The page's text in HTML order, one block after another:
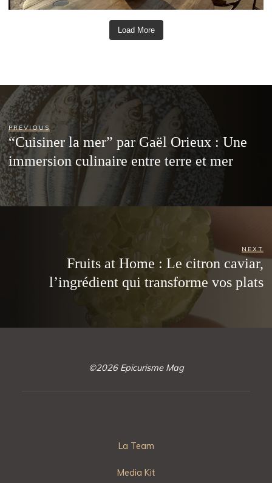
Load More
PREVIOUS
“Cuisiner la mer” par Gaël Orieux : Une
immersion culinaire entre terre et mer
NEXT
Fruits at Home : Le citron caviar,
l’ingrédient qui transforme vos plats
©2026 Epicurisme Mag
La Team
Media Kit